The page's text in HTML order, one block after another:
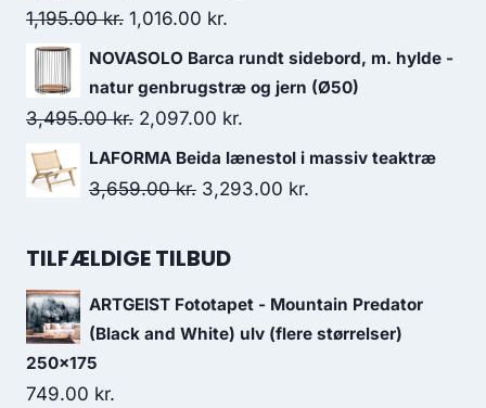
1,195.00kr. 1,016.00 kr.
NOVASOLO Barca rundt sidebord, m. hylde -
natur genbrugstræ og jern (Ø50)
3,495.00kr. 2,097.00 kr.
LAFORMA Beida lænestol i massiv teaktræ
3,659.00kr. 3,293.00 kr.
TILFÆLDIGE TILBUD
ARTGEIST Fototapet - Mountain Predator
(Black and White) ulv (flere størrelser)
250x175
749.00 kr.